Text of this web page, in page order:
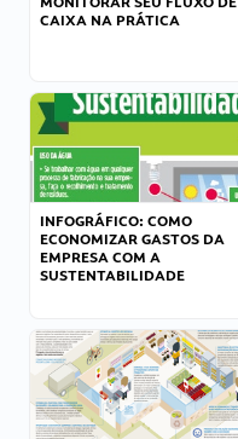
CAIXA NA PRÁTICA
INFOGRÁFICO: COMO
ECONOMIZAR GASTOS DA
EMPRESA COM A
SUSTENTABILIDADE